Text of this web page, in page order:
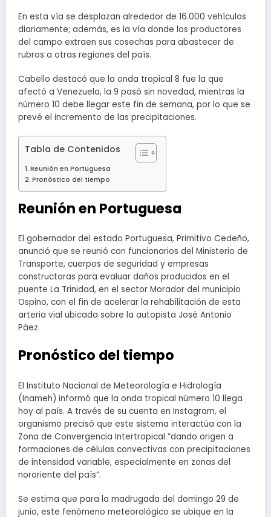
En esta vía se desplazan alrededor de 16.000 vehículos
diariamente; además, es la vía donde los productores
del campo extraen sus cosechas para abastecer de
rubros a otras regiones del país.
Cabello destacó que la onda tropical 8 fue la que
afectó a Venezuela, la 9 pasó sin novedad, mientras la
número 10 debe llegar este fin de semana, por lo que se
prevé el incremento de las precipitaciones.
Tabla de Contenidos
Reunión en Portuguesa
Pronóstico del tiempo
Reunión en Portuguesa
El gobernador del estado Portuguesa, Primitivo Cedeño,
anunció que se reunió con funcionarios del Ministerio de
Transporte, cuerpos de seguridad y empresas
constructoras para evaluar daños producidos en el
puente La Trinidad, en el sector Morador del municipio
Ospino, con el fin de acelerar la rehabilitación de esta
arteria vial ubicada sobre la autopista José Antonio
Páez.
Pronóstico del tiempo
El Instituto Nacional de Meteorología e Hidrología
(Inameh) informó que la onda tropical número 10 llega
hoy al país. A través de su cuenta en Instagram, el
organismo precisó que este sistema interactúa con la
Zona de Convergencia Intertropical “dando origen a
formaciones de células convectivas con precipitaciones
de intensidad variable, especialmente en zonas del
nororiente del país”.
Se estima que para la madrugada del domingo 29 de
junio, este fenómeno meteorológico se ubique en la